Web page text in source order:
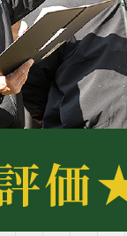
価